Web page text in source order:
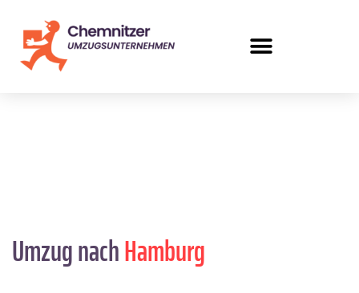
Umzug nachHamburg